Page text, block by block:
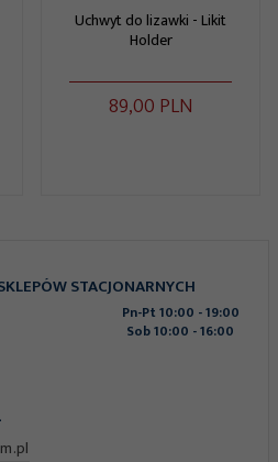
Uchwyt do lizawki - Likit
Holder
89,00 PLN
STACJONARNYCH
Pn-Pt 10:00 - 19:00
Sob 10:00 - 16:00